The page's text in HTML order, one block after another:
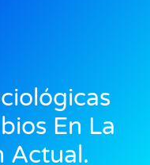
En La
Actual.